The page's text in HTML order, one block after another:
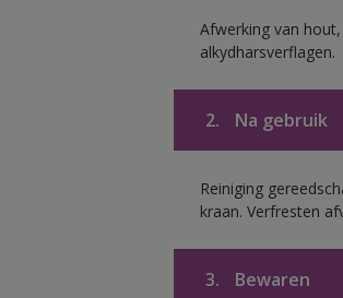
Afwerking van
alkydharsverflagen.
2. Na gebruik
Reiniging
kraan. Verfresten
3. Bewaren